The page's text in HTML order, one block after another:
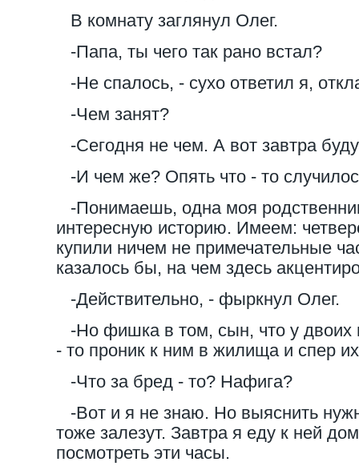
В комнату заглянул Олег.
-Папа, ты чего так рано встал?
-Не спалось, - сухо ответил я,
-Чем занят?
-Сегодня не чем. А вот завтра
-И чем же? Опять что - то
-Понимаешь, одна моя
интересную историю. Имеем:
купили ничем не примечательные
казалось бы, на чем здесь
-Действительно, - фыркнул Олег.
-Но фишка в том, сын, что у двоих
- то проник к ним в жилища и спер
-Что за бред - то? Нафига?
-Вот и я не знаю. Но выяснить
тоже залезут. Завтра я еду к ней
посмотреть эти часы.